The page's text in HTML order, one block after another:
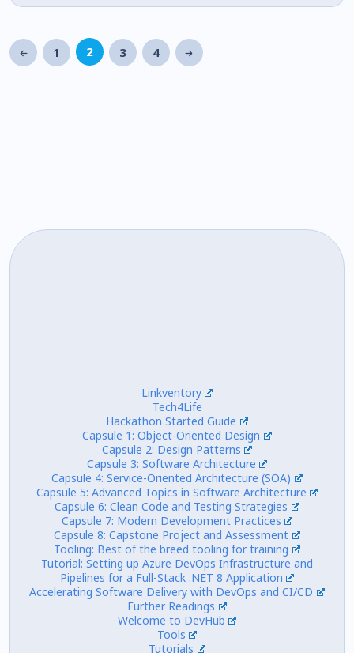
1 2 3 4
Linkventory
Tech4Life
Hackathon Started Guide
Capsule 1: Object-Oriented Design
Capsule 2: Design Patterns
Capsule 3: Software Architecture
Capsule 4: Service-Oriented Architecture (SOA)
Capsule 5: Advanced Topics in Software Architecture
Capsule 6: Clean Code and Testing Strategies
Capsule 7: Modern Development Practices
Capsule 8: Capstone Project and Assessment
Tooling: Best of the breed tooling for training
Tutorial: Setting up Azure DevOps Infrastructure and
Pipelines for a Full-Stack .NET 8 Application
Accelerating Software Delivery with DevOps and CI/CD
Further Readings
Welcome to DevHub
Tools
Tutorials